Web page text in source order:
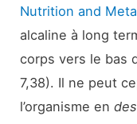
Nutrition and
alcaline à long
corps vers le bas
7,38). Il ne peut
l’organisme en